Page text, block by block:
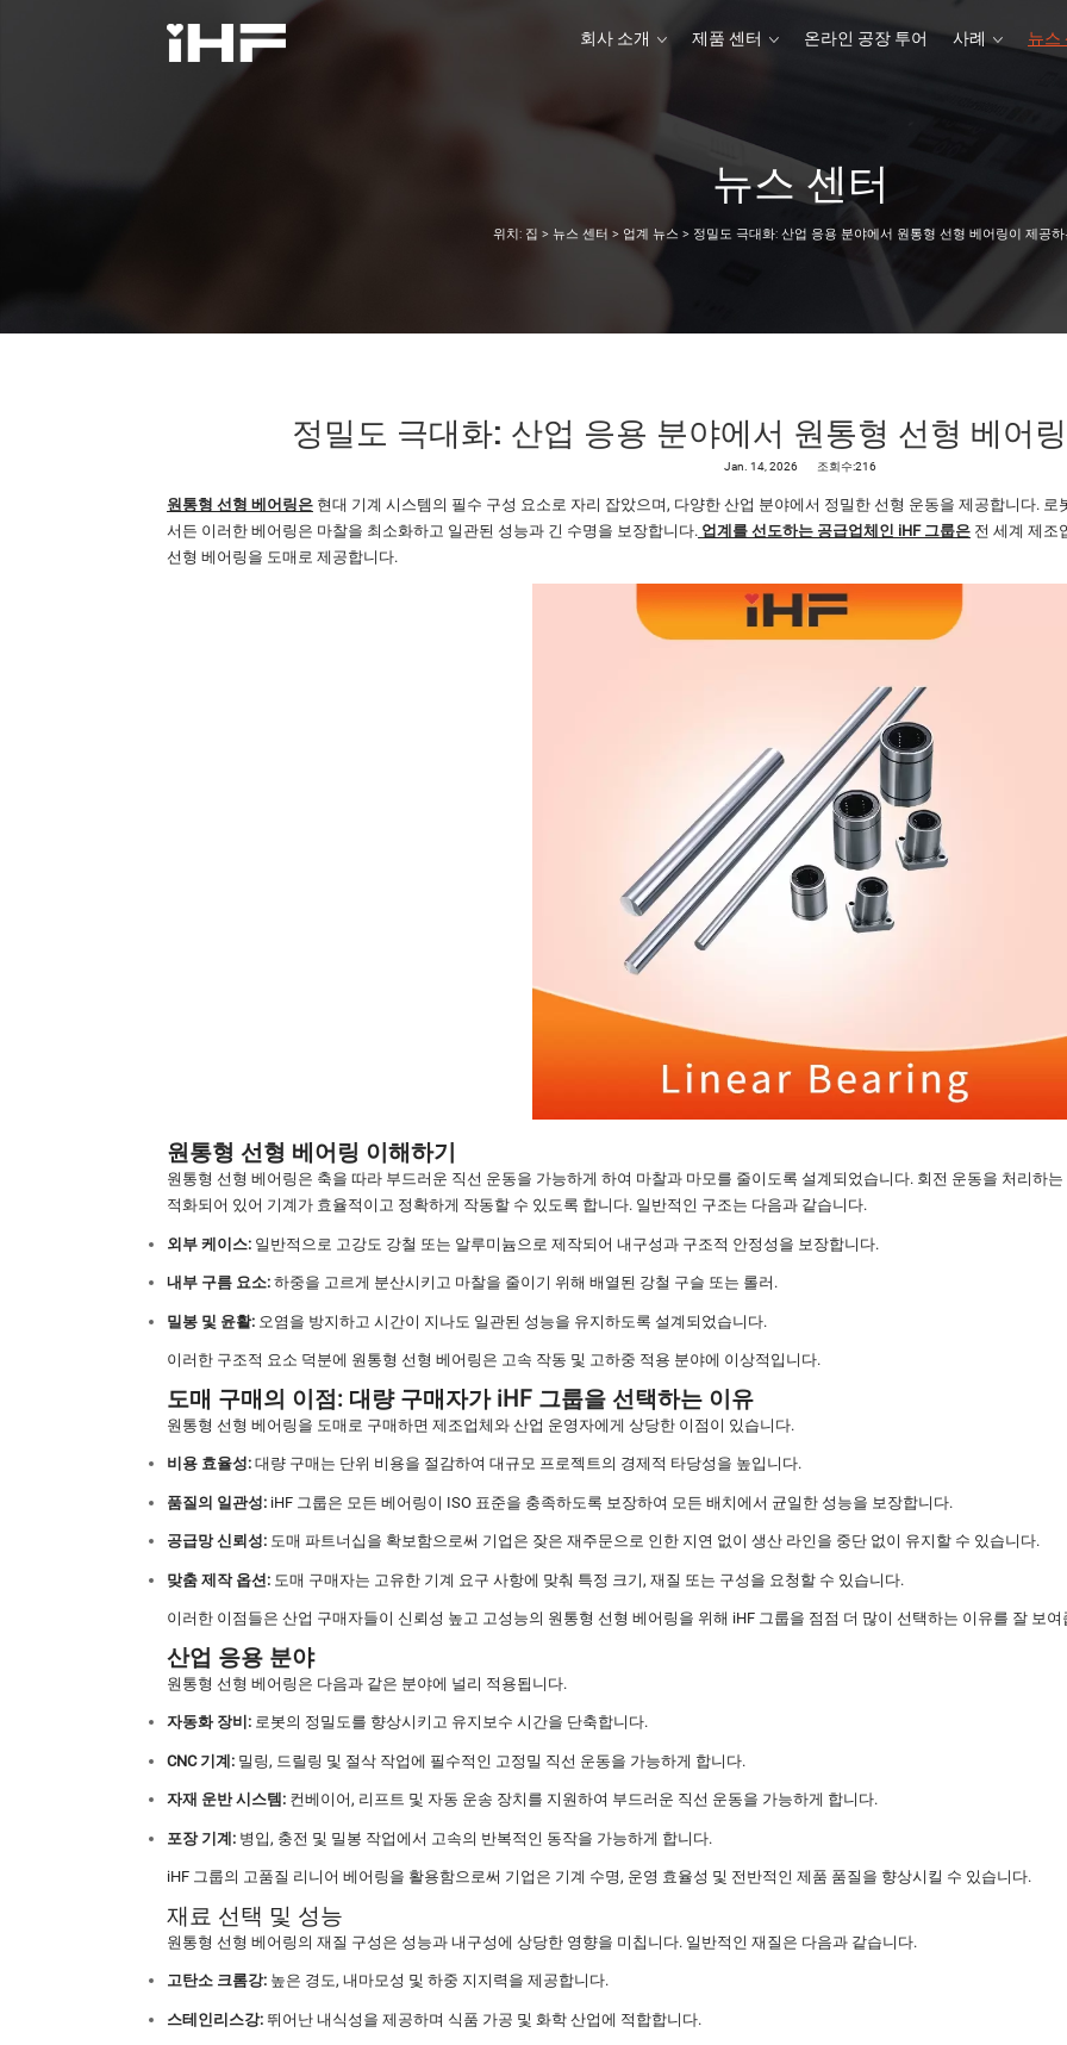
회사 소개 제품 센터
제품 센터
온라인 공장 투어
온라인 공장 투어
사례 뉴스
뉴스 센터
위치: 집 > 뉴스 센터 > 업계 뉴스 > 정밀도 극대화: 산업 응용 분야에서 원통형 선형 베어링이 제공
정밀도 극대화: 산업 응용 분야에서 원통형 선형 베어
Jan. 14, 2026 조회수:216
원통형 선형 베어링은 현대 기계 시스템의 필수 구성 요소로 자리 잡았으며, 다양한 산업 분야에서 정밀한 선형 운동을 제공합니다.
서든 이러한 베어링은 마찰을 최소화하고 일관된 성능과 긴 수명을 보장합니다. 업계를 선도하는 공급업체인 iHF 그룹은 전 세계 제조
선형 베어링을 도매로 제공합니다.
원통형 선형 베어링 이해하기
원통형 선형 베어링은 축을 따라 부드러운 직선 운동을 가능하게 하여 마찰과 마모를 줄이도록 설계되었습니다. 회전 운동을 처리하
적화되어 있어 기계가 효율적이고 정확하게 작동할 수 있도록 합니다. 일반적인 구조는 다음과 같습니다.
외부 케이스: 일반적으로 고강도 강철 또는 알루미늄으로 제작되어 내구성과 구조적 안정성을 보장합니다.
내부 구름 요소: 하중을 고르게 분산시키고 마찰을 줄이기 위해 배열된 강철 구슬 또는 롤러.
밀봉 및 윤활: 오염을 방지하고 시간이 지나도 일관된 성능을 유지하도록 설계되었습니다.
이러한 구조적 요소 덕분에 원통형 선형 베어링은 고속 작동 및 고하중 적용 분야에 이상적입니다.
도매 구매의 이점: 대량 구매자가 iHF 그룹을 ​​선택하는 이유
원통형 선형 베어링을 도매로 구매하면 제조업체와 산업 운영자에게 상당한 이점이 있습니다.
비용 효율성: 대량 구매는 단위 비용을 절감하여 대규모 프로젝트의 경제적 타당성을 높입니다.
품질의 일관성: iHF 그룹은 모든 베어링이 ISO 표준을 충족하도록 보장하여 모든 배치에서 균일한 성능을 보장합니다.
공급망 신뢰성: 도매 파트너십을 확보함으로써 기업은 잦은 재주문으로 인한 지연 없이 생산 라인을 중단 없이 유지할 수 있습니다.
맞춤 제작 옵션: 도매 구매자는 고유한 기계 요구 사항에 맞춰 특정 크기, 재질 또는 구성을 요청할 수 있습니다.
이러한 이점들은 산업 구매자들이 신뢰성 높고 고성능의 원통형 선형 베어링을 위해 iHF 그룹을 ​​점점 더 많이 선택하는 이유를 잘 보여
산업 응용 분야
원통형 선형 베어링은 다음과 같은 분야에 널리 적용됩니다.
자동화 장비: 로봇의 정밀도를 향상시키고 유지보수 시간을 단축합니다.
CNC 기계: 밀링, 드릴링 및 절삭 작업에 필수적인 고정밀 직선 운동을 가능하게 합니다.
자재 운반 시스템: 컨베이어, 리프트 및 자동 운송 장치를 지원하여 부드러운 직선 운동을 가능하게 합니다.
포장 기계: 병입, 충전 및 밀봉 작업에서 고속의 반복적인 동작을 가능하게 합니다.
iHF 그룹의 고품질 리니어 베어링을 활용함으로써 기업은 기계 수명, 운영 효율성 및 전반적인 제품 품질을 향상시킬 수 있습니다.
재료 선택 및 성능
원통형 선형 베어링의 재질 구성은 성능과 내구성에 상당한 영향을 미칩니다. 일반적인 재질은 다음과 같습니다.
고탄소 크롬강: 높은 경도, 내마모성 및 하중 지지력을 제공합니다.
스테인리스강: 뛰어난 내식성을 제공하며 식품 가공 및 화학 산업에 적합합니다.